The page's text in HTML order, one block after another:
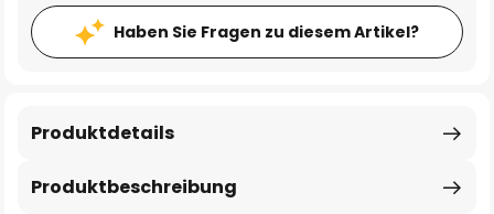
Haben Sie Fragen zu diesem Artikel?
Produktbeschreibung
Produktdetails